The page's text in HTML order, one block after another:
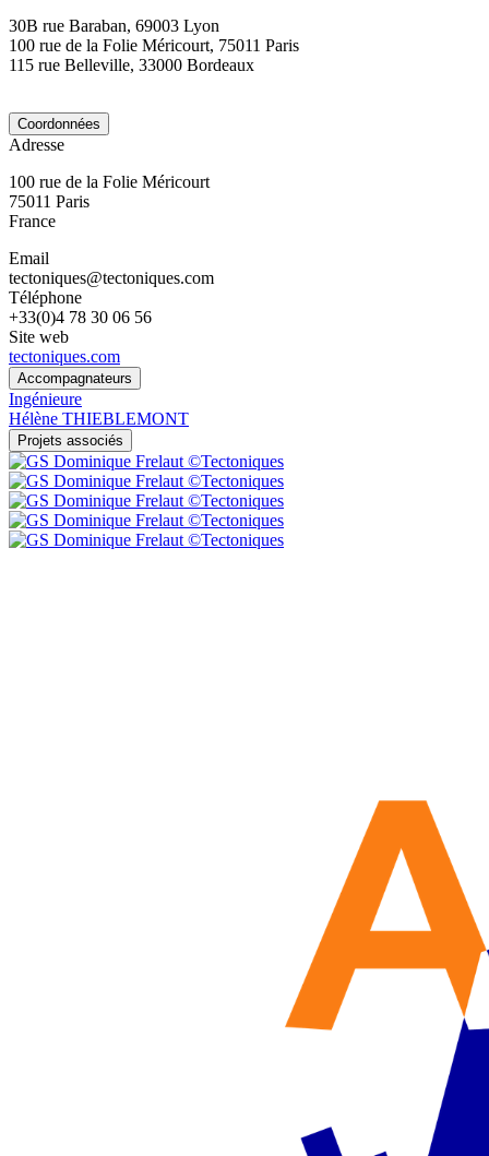
30B rue Baraban, 69003 Lyon
100 rue de la Folie Méricourt, 75011 Paris
115 rue Belleville, 33000 Bordeaux
Coordonnées
Adresse
100 rue de la Folie Méricourt
75011 Paris
France
Email
tectoniques@tectoniques.com
Téléphone
+33(0)4 78 30 06 56
Site web
tectoniques.com
Accompagnateurs
Ingénieure
Hélène THIEBLEMONT
Projets associés